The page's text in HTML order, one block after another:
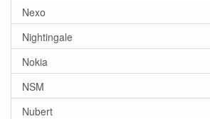
Nexo
Nightingale
Nokia
NSM
Nubert